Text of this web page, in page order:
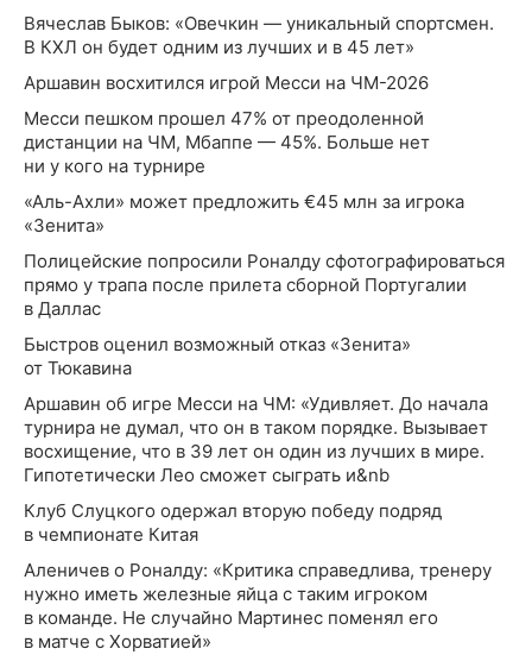
Вячеслав Быков: «Овечкин — уникальный спортсмен.
В КХЛ он будет одним из лучших и в 45 лет»
Аршавин восхитился игрой Месси на ЧМ-2026
Месси пешком прошел 47% от преодоленной
дистанции на ЧМ, Мбаппе — 45%. Больше нет
ни у кого на турнире
«Аль-Ахли» может предложить €45 млн за игрока
«Зенита»
Полицейские попросили Роналду сфотографироваться
прямо у трапа после прилета сборной Португалии
в Даллас
Быстров оценил возможный отказ «Зенита»
от Тюкавина
Аршавин об игре Месси на ЧМ: «Удивляет. До начала
турнира не думал, что он в таком порядке. Вызывает
восхищение, что в 39 лет он один из лучших в мире.
Гипотетически Лео сможет сыграть и&nb
Клуб Слуцкого одержал вторую победу подряд
в чемпионате Китая
Аленичев о Роналду: «Критика справедлива, тренеру
нужно иметь железные яйца с таким игроком
в команде. Не случайно Мартинес поменял его
в матче с Хорватией»